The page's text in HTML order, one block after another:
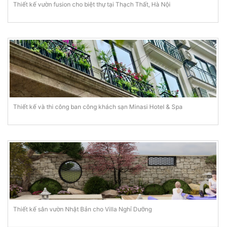
Thiết kế vườn fusion cho biệt thự tại Thạch Thất, Hà Nội
Thiết kế và thi công ban công khách sạn Minasi Hotel & Spa
Thiết kế sân vườn Nhật Bản cho Villa Nghỉ Dưỡng